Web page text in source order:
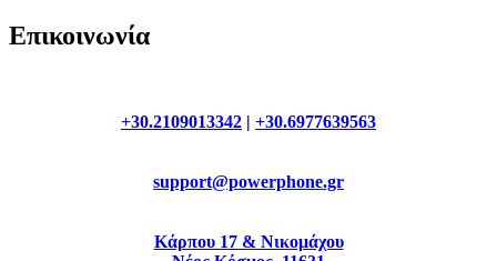
Επικοινωνία
+30.2109013342 +30.6977639563
support@powerphone.gr
Κάρπου 17 & Νικομάχου